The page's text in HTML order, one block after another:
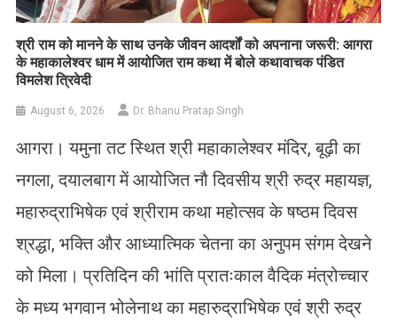
​श्री राम को मानने के साथ उनके जीवन आदर्शों को अपनाना जरूरी: आगरा
के महाकालेश्वर धाम में आयोजित राम कथा में बोले कथावाचक पंडित
विमलेश त्रिवेदी
August 6, 2026 Dr. Bhanu Pratap Singh
आगरा। यमुना तट स्थित श्री महाकालेश्वर मंदिर, बूढ़ी का
नगला, दयालबाग में आयोजित नौ दिवसीय श्री रुद्र महायज्ञ,
महारुद्राभिषेक एवं श्रीराम कथा महोत्सव के षष्ठम दिवस
श्रद्धा, भक्ति और आध्यात्मिक चेतना का अनुपम संगम देखने
को मिला। प्रतिदिन की भांति प्रातःकाल वैदिक मंत्रोच्चार
के मध्य भगवान भोलेनाथ का महारुद्राभिषेक एवं श्री रुद्र